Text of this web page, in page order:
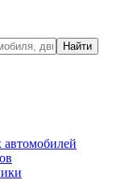
Найти